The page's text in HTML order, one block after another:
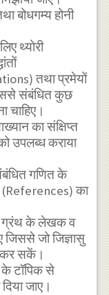
बोधगम्य होनी
थ्योरी
तथा प्रमेयों
संबंधित कुछ
चाहिए।
का संक्षिप्त
उपलब्ध कराया
गणित के
(References) का
ग्रंथ के लेखक व
जिससे जो जिज्ञासु
कर सकें।
टॉपिक से
जाए।